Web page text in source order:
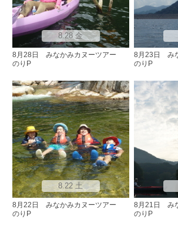
8.28 金
8月28日 みなかみカヌーツアー
のりP
8月23日 み
のりP
8.22 土
8月22日 みなかみカヌーツアー
のりP
8月21日 み
のりP